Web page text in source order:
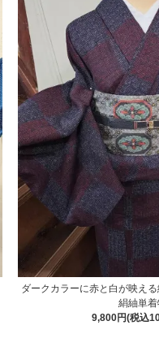
ダークカラーに赤と白が映え
絹紬単着
9,800円(税込